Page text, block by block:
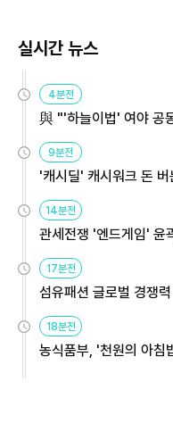
실시간 뉴스
4분전
與 "'하늘이법' 여야 공
9분전
'캐시딜' 캐시워크 돈
14분전
관세전쟁 '엔드게임' 윤
용해야
17분전
섬유패션 글로벌 경쟁
원
18분전
농식품부, '천원의 아